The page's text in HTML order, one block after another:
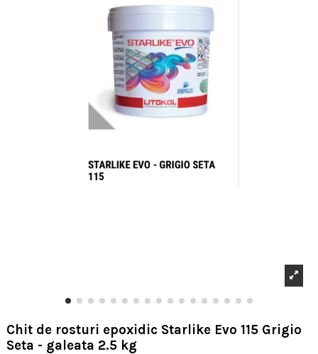
Chit de rosturi epoxidic Starlike Evo 115 Grigio
Seta - galeata 2.5 kg